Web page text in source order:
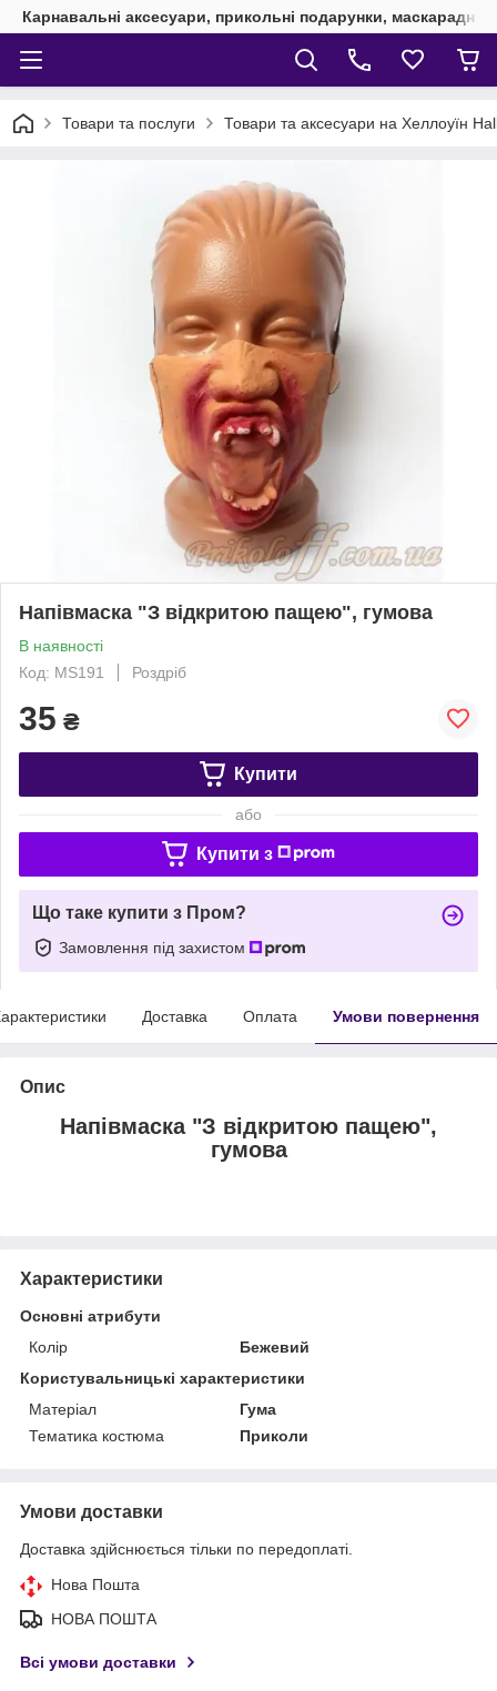
Карнавальні аксесуари, прикольні подарунки, маскарадні
Товари та послуги Товари та аксесуари на Хеллоуїн
Напівмаска "З відкритою пащею", гумова
В наявності
Код: MS191
Роздріб
35 ₴
Купити
або
Купити з
Що таке купити з Пром?
Замовлення під захистом
Доставка Оплата Умови повернення
Опис
Напівмаска "З відкритою пащею",
гумова
Характеристики
Основні атрибути
Колір
Бежевий
Користувальницькі характеристики
Матеріал
Гума
Тематика костюма
Приколи
Умови доставки
Доставка здійснюється тільки по передоплаті.
Нова Пошта
НОВА ПОШТА
Всі умови доставки